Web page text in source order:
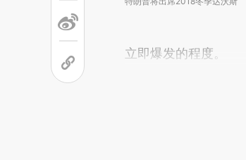
立即爆发的程度。